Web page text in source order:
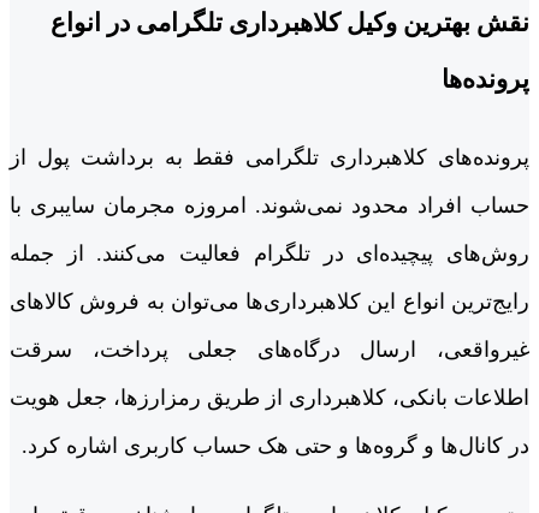
نقش بهترین وکیل کلاهبرداری تلگرامی در انواع
پرونده‌ها
پرونده‌های کلاهبرداری تلگرامی فقط به برداشت پول از
حساب افراد محدود نمی‌شوند. امروزه مجرمان سایبری با
روش‌های پیچیده‌ای در تلگرام فعالیت می‌کنند. از جمله
رایج‌ترین انواع این کلاهبرداری‌ها می‌توان به فروش کالاهای
غیرواقعی، ارسال درگاه‌های جعلی پرداخت، سرقت
اطلاعات بانکی، کلاهبرداری از طریق رمزارزها، جعل هویت
در کانال‌ها و گروه‌ها و حتی هک حساب کاربری اشاره کرد.